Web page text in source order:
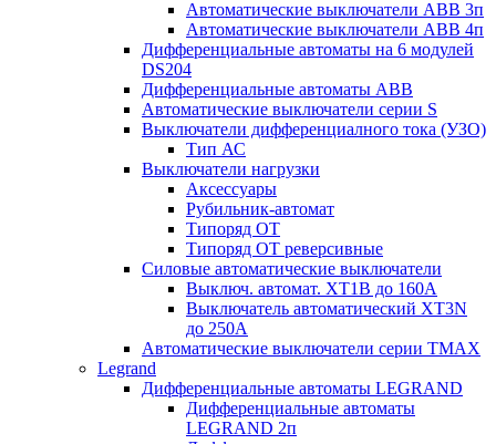
Автоматические выключатели АВВ 3п
Автоматические выключатели АВВ 4п
Дифференциальные автоматы на 6 модулей
DS204
Дифференциальные автоматы АВВ
Автоматические выключатели серии S
Выключатели дифференциалного тока (УЗО)
Тип АС
Выключатели нагрузки
Аксессуары
Рубильник-автомат
Типоряд ОТ
Типоряд ОТ реверсивные
Силовые автоматические выключатели
Выключ. автомат. XT1В до 160А
Выключатель автоматический XT3N
до 250А
Автоматические выключатели серии ТМАХ
Legrand
Дифференциальные автоматы LEGRAND
Дифференциальные автоматы
LEGRAND 2п